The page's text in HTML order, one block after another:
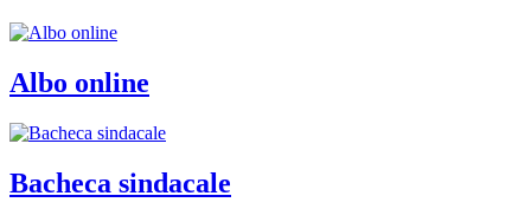
Albo online
Bacheca sindacale